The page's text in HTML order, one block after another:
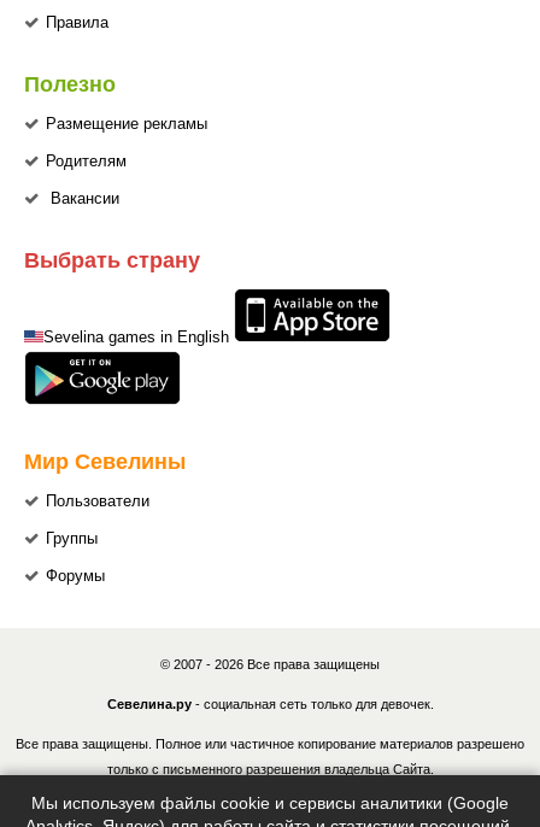
Правила
Полезно
Размещение рекламы
Родителям
Вакансии
Выбрать страну
Sevelina games in English
Мир Севелины
Пользователи
Группы
Форумы
© 2007 - 2026 Все права защищены
Севелина.ру- социальная сеть только для девочек.
Все права защищены. Полное или частичное копирование материалов разрешено
только с письменного разрешения владельца Сайта.
В случае обнаружения нарушений, виновные лица могут быть привлечены к
Мы используем файлы cookie и сервисы аналитики (Google